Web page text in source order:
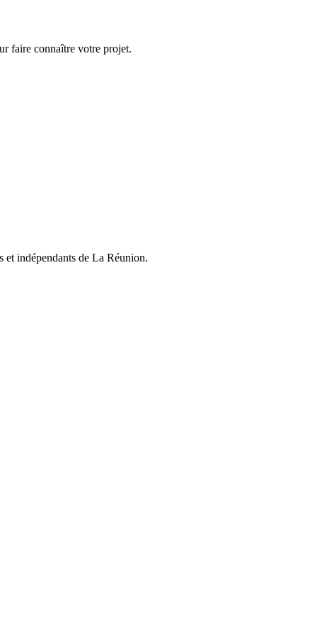
faire connaître votre projet.
et indépendants de La Réunion.